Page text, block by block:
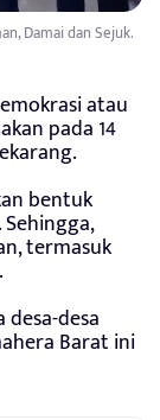
Damai dan Sejuk.
atau
pada 14
bentuk
termasuk
desa
Barat ini